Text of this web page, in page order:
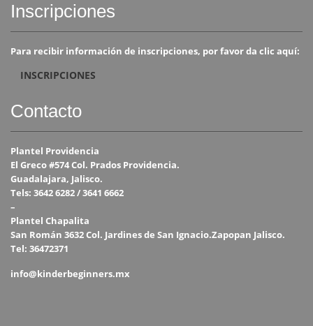
Inscripciones
Para recibir información de inscripciones, por favor da clic aquí:
INSCRIPCIONES
Contacto
Plantel Providencia
El Greco #574 Col. Prados Providencia.
Guadalajara, Jalisco.
Tels: 3642 6282 / 3641 6662
–
Plantel Chapalita
San Román 3632 Col. Jardines de San Ignacio.Zapopan Jalisco.
Tel: 36472371
info@kinderbeginners.mx